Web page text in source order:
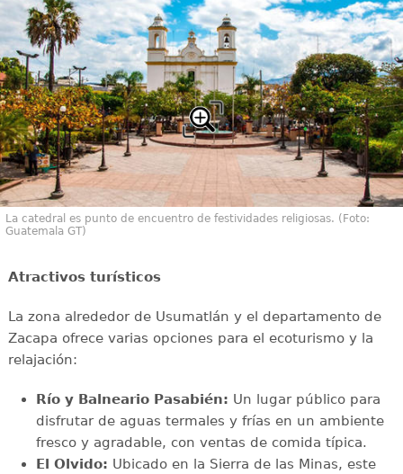
La catedral es punto de encuentro de festividades religiosas. (Foto:
Guatemala GT)
Atractivos turísticos
La zona alrededor de Usumatlán y el departamento de
Zacapa ofrece varias opciones para el ecoturismo y la
relajación:
Río y Balneario Pasabién: Un lugar público para
disfrutar de aguas termales y frías en un ambiente
fresco y agradable, con ventas de comida típica.
El Olvido: Ubicado en la Sierra de las Minas, este